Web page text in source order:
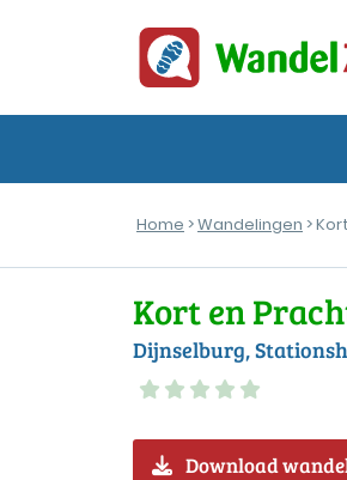
Home >Wandelingen >
Kort en
Dijnselburg,
Download